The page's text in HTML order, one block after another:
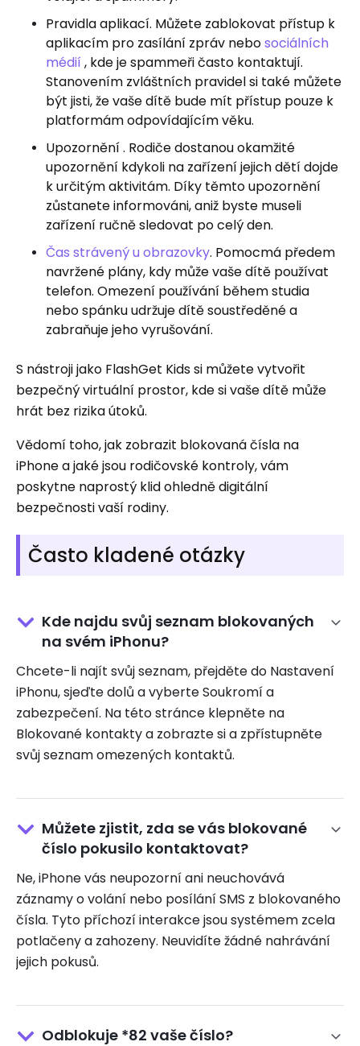
Pravidla aplikací. Můžete zablokovat přístup k
aplikacím pro zasílání zpráv nebosociálních
médií , kde je spammeři často kontaktují.
Stanovením zvláštních pravidel si také můžete
být jisti, že vaše dítě bude mít přístup pouze k
platformám odpovídajícím věku.
Upozornění . Rodiče dostanou okamžité
upozornění kdykoli na zařízení jejich dětí dojde
k určitým aktivitám. Díky těmto upozornění
zůstanete informováni, aniž byste museli
zařízení ručně sledovat po celý den.
Čas strávený u obrazovky. Pomocmá předem
navržené plány, kdy může vaše dítě používat
telefon. Omezení používání během studia
nebo spánku udržuje dítě soustředěné a
zabraňuje jeho vyrušování.
S nástroji jako FlashGet Kids si můžete vytvořit
bezpečný virtuální prostor, kde si vaše dítě může
hrát bez rizika útoků.
Vědomí toho, jak zobrazit blokovaná čísla na
iPhone a jaké jsou rodičovské kontroly, vám
poskytne naprostý klid ohledně digitální
bezpečnosti vaší rodiny.
Často kladené otázky
Kde najdu svůj seznam blokovaných
na svém iPhonu?
Chcete-li najít svůj seznam, přejděte do Nastavení
iPhonu, sjeďte dolů a vyberte Soukromí a
zabezpečení. Na této stránce klepněte na
Blokované kontakty a zobrazte si a zpřístupněte
svůj seznam omezených kontaktů.
Můžete zjistit, zda se vás blokované
číslo pokusilo kontaktovat?
Ne, iPhone vás neupozorní ani neuchovává
záznamy o volání nebo posílání SMS z blokovaného
čísla. Tyto příchozí interakce jsou systémem zcela
potlačeny a zahozeny. Neuvidíte žádné nahrávání
jejich pokusů.
Odblokuje *82 vaše číslo?